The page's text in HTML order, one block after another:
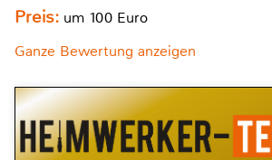
Preis: um 100 Euro
Ganze Bewertung anzeigen